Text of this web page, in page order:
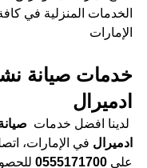
الخدمات المنزلية في
الإمارات
خدمات صيانة
ادميرال
لدينا افضل خدمات
ادميرال في الإمارات،
على 0555171700